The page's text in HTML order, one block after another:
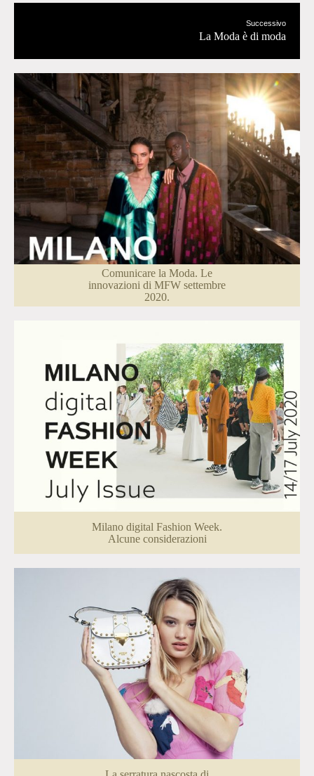
Successivo
La Moda è di moda
Comunicare la Moda. Le
innovazioni di MFW settembre
2020.
Milano digital Fashion Week.
Alcune considerazioni